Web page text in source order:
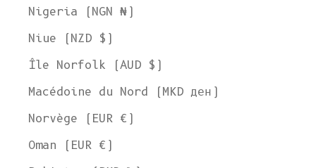
Nigeria (NGN ₦)
Niue (NZD $)
Île Norfolk (AUD $)
Macédoine du Nord (MKD ден)
Norvège (EUR €)
Oman (EUR €)
Bienvenue chez L'ENVERS
l'option qui vous convient le mieux :